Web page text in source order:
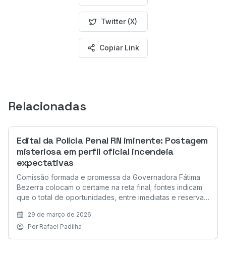
Twitter (X)
Copiar Link
Relacionadas
Edital da Polícia Penal RN iminente: Postagem
misteriosa em perfil oficial incendeia
expectativas
Comissão formada e promessa da Governadora Fátima
Bezerra colocam o certame na reta final; fontes indicam
que o total de oportunidades, entre imediatas e reserva,
29 de março de 2026
Por Rafael Padilha